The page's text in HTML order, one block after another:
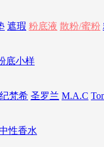
遮瑕 粉底液 散粉/蜜粉
底小样
纪梵希 圣罗兰 M.A.C
性香水